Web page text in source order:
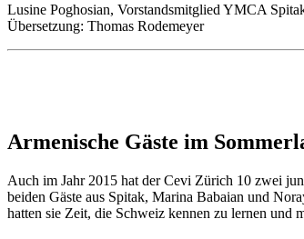
Lusine Poghosian, Vorstandsmitglied YMCA
Übersetzung: Thomas Rodemeyer
Armenische Gäste im
Auch im Jahr 2015 hat der Cevi Zürich 10 zwei
beiden Gäste aus Spitak, Marina Babaian und
hatten sie Zeit, die Schweiz kennen zu lernen und